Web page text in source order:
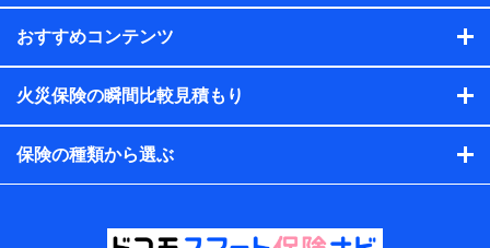
おすすめコンテンツ
火災保険の瞬間比較見積もり
保険の種類から選ぶ